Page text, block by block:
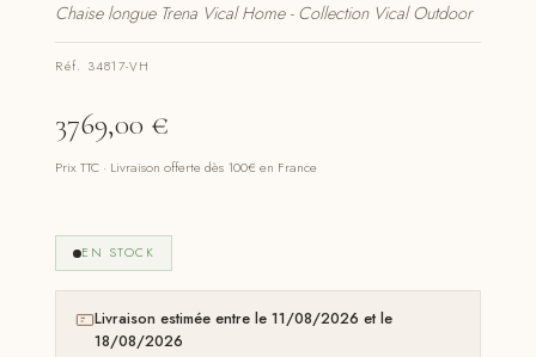
Chaise longue Trena Vical Home - Collection Vical Outdoor
Réf. 34817-VH
3769,00 €
Prix TTC · Livraison offerte dès 100€ en France
EN STOCK
Livraison estimée entre le 11/08/2026 et le
18/08/2026